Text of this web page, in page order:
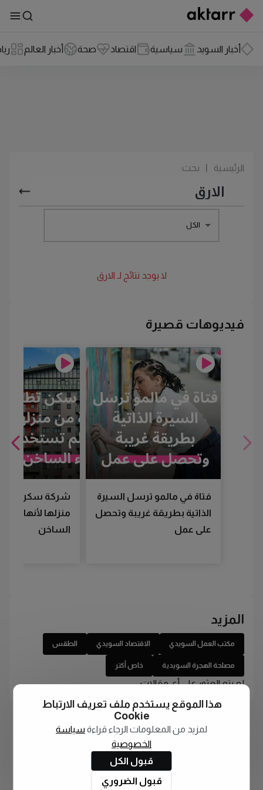
أخبار السويد سياسية اقتصاد صحة أخبار العالم
الرئيسية بحث
الكل
لا يوجد نتائج لـ الارق
فيديوهات قصيرة
فتاة في مالمو ترسل السيرة
الذاتية بطريقة غريبة وتحصل
على عمل
شركة سكن
منزلها لأنها لم
الساخن
المزيد
مكتب العمل السويدي الاقتصاد السويدي الطقس
مصلحة الهجرة السويدية خاص أكتر
لم يتم العثور على أي مقالات
هذا الموقع يستخدم ملف تعريف الارتباط
Cookie
لمزيد من المعلومات الرجاء قراءة سياسة
الخصوصية
قبول الكل
قبول الضروري